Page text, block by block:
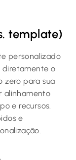
template)
personalizado
o
zero para sua
alinhamento
e recursos.
e